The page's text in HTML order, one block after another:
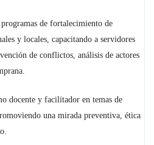
de fortalecimiento de
y locales, capacitando a servidores
de conflictos, análisis de actores
docente y facilitador en temas de
una mirada preventiva, ética